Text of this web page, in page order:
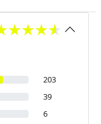
203
39
6